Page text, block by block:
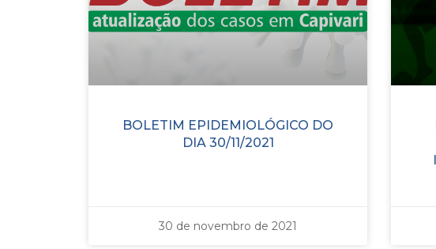
BOLETIM EPIDEMIOLÓGICO DO
DIA 30/11/2021
30 de novembro de 2021